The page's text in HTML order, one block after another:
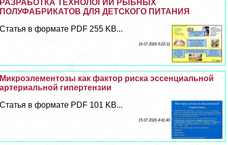
РАЗРАБОТКА ТЕХНОЛОГИИ РЫБНЫХ
ПОЛУФАБРИКАТОВ ДЛЯ ДЕТСКОГО ПИТАНИЯ
Статья в формате PDF 255 KB...
16 07 2026 9:22:31
Микроэлементозы как фактор риска эссенциальной
артериальной гипертензии
Статья в формате PDF 101 KB...
15 07 2026 4:41:40